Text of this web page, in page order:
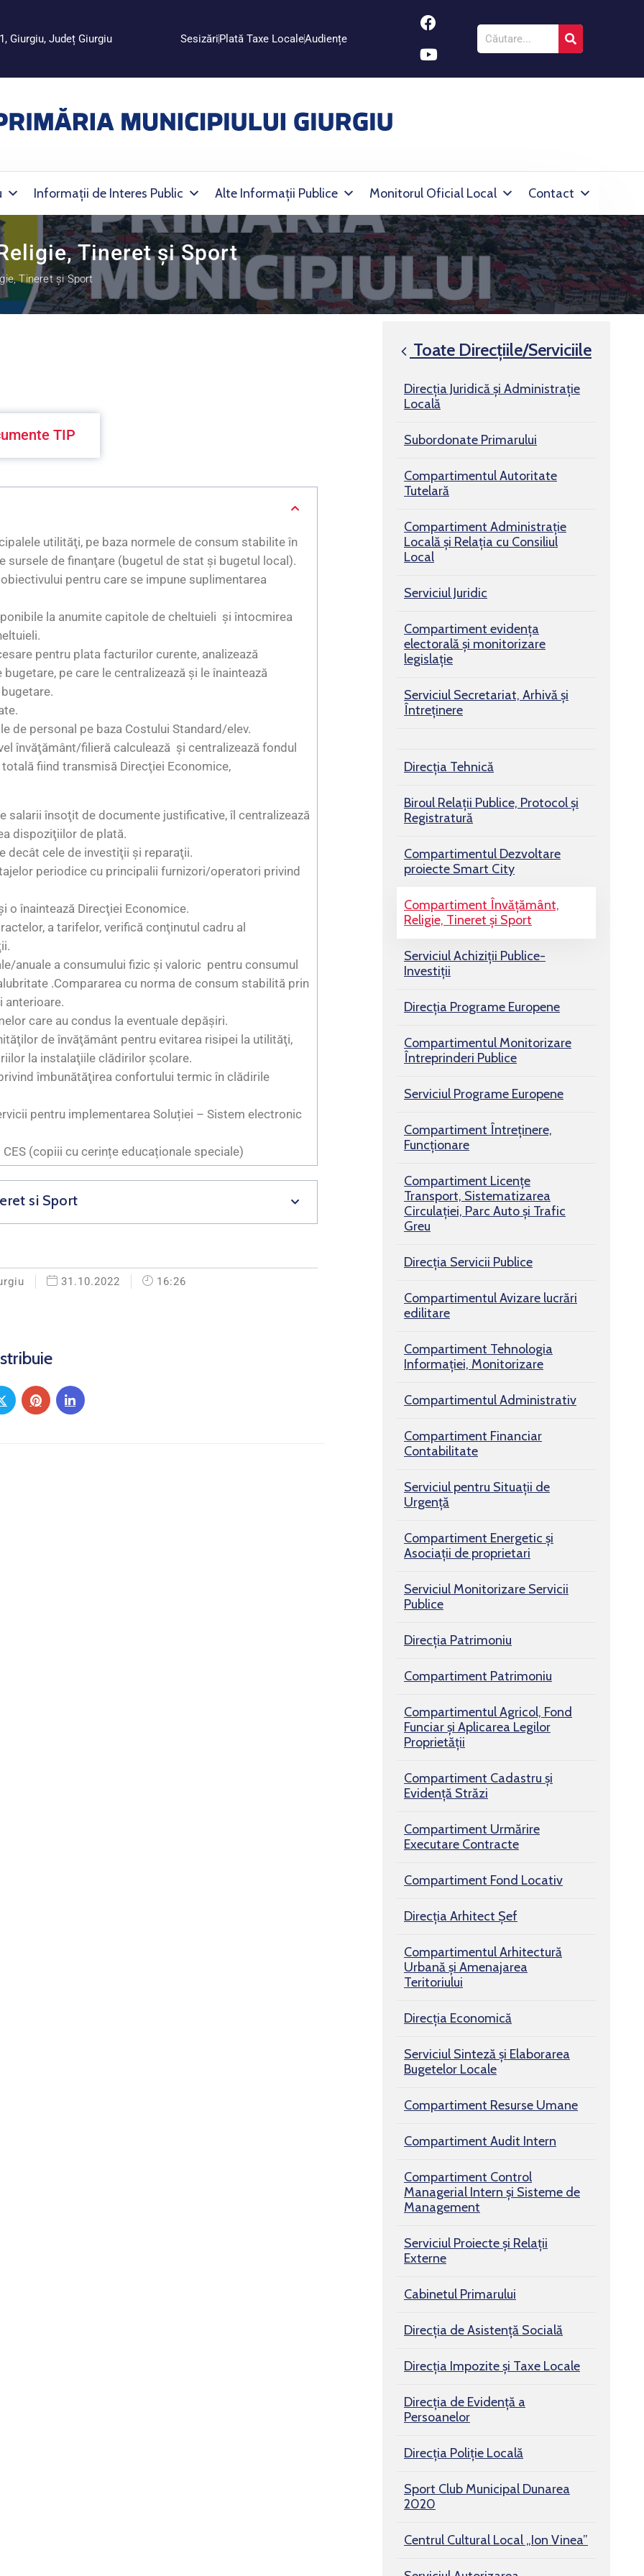
Giurgiu, Județ Giurgiu SesizăriPlată Taxe LocaleAudiențe
Informații de Interes Public Alte Informații Publice Monitorul Oficial Local Contact
Tineret și Sport
Tineret și Sport
TIP
utilităţi, pe baza normele de consum stabilite în
sursele de finanţare (bugetul de stat şi bugetul local).
pentru care se impune suplimentarea
la anumite capitole de cheltuieli şi întocmirea
pentru plata facturilor curente, analizează
pe care le centralizează şi le înaintează
de personal pe baza Costului Standard/elev.
învăţământ/filieră calculează şi centralizează fondul
fiind transmisă Direcţiei Economice,
salarii însoţit de documente justificative, îl centralizează
dispoziţiilor de plată.
decât cele de investiţii şi reparaţii.
periodice cu principalii furnizori/operatori privind
o înaintează Direcţiei Economice.
a tarifelor, verifică conţinutul cadru al
anuale a consumului fizic şi valoric pentru consumul
.Compararea cu norma de consum stabilită prin
anterioare.
care au condus la eventuale depăşiri.
de învăţământ pentru evitarea risipei la utilităţi,
la instalaţiile clădirilor şcolare.
îmbunătăţirea confortului termic în clădirile
pentru implementarea Soluției – Sistem electronic
(copiii cu cerințe educaționale speciale)
si Sport
31.10.2022 16:26
Toate Direcțiile/Serviciile
Direcția Juridică și Administrație
Locală
Subordonate Primarului
Compartimentul Autoritate
Tutelară
Compartiment Administrație
Locală și Relația cu Consiliul
Local
Serviciul Juridic
Compartiment evidența
electorală și monitorizare
legislație
Serviciul Secretariat, Arhivă și
Întreținere
Direcția Tehnică
Biroul Relaţii Publice, Protocol şi
Registratură
Compartimentul Dezvoltare
proiecte Smart City
Compartiment Învățământ,
Religie, Tineret și Sport
Serviciul Achiziții Publice-
Investiții
Direcția Programe Europene
Compartimentul Monitorizare
Întreprinderi Publice
Serviciul Programe Europene
Compartiment Întreținere,
Funcționare
Compartiment Licențe
Transport, Sistematizarea
Circulației, Parc Auto și Trafic
Greu
Direcția Servicii Publice
Compartimentul Avizare lucrări
edilitare
Compartiment Tehnologia
Informației, Monitorizare
Compartimentul Administrativ
Compartiment Financiar
Contabilitate
Serviciul pentru Situaţii de
Urgenţă
Compartiment Energetic și
Asociații de proprietari
Serviciul Monitorizare Servicii
Publice
Direcția Patrimoniu
Compartiment Patrimoniu
Compartimentul Agricol, Fond
Funciar şi Aplicarea Legilor
Proprietăţii
Compartiment Cadastru și
Evidență Străzi
Compartiment Urmărire
Executare Contracte
Compartiment Fond Locativ
Direcția Arhitect Șef
Compartimentul Arhitectură
Urbană şi Amenajarea
Teritoriului
Direcția Economică
Serviciul Sinteză și Elaborarea
Bugetelor Locale
Compartiment Resurse Umane
Compartiment Audit Intern
Compartiment Control
Managerial Intern și Sisteme de
Management
Serviciul Proiecte și Relații
Externe
Cabinetul Primarului
Direcția de Asistență Socială
Direcția Impozite și Taxe Locale
Direcția de Evidență a
Persoanelor
Direcția Poliție Locală
Sport Club Municipal Dunarea
2020
Centrul Cultural Local „Ion Vinea”